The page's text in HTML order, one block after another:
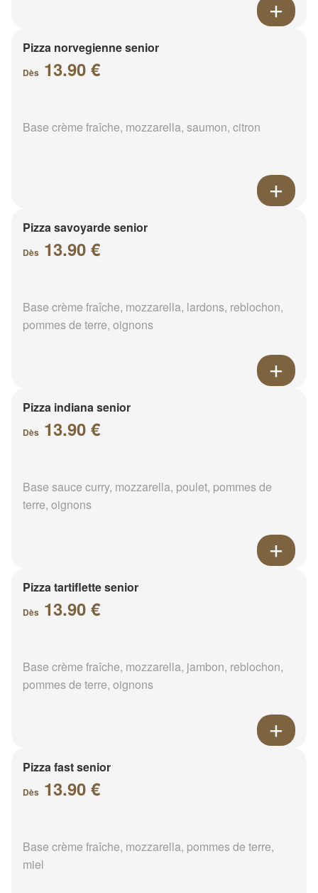
Pizza norvegienne senior
Dès 13.90 €
Base crème fraîche, mozzarella, saumon, citron
Pizza savoyarde senior
Dès 13.90 €
Base crème fraîche, mozzarella, lardons, reblochon,
pommes de terre, oignons
Pizza indiana senior
Dès 13.90 €
Base sauce curry, mozzarella, poulet, pommes de
terre, oignons
Pizza tartiflette senior
Dès 13.90 €
Base crème fraîche, mozzarella, jambon, reblochon,
pommes de terre, oignons
Pizza fast senior
Dès 13.90 €
Base crème fraîche, mozzarella, pommes de terre,
miel